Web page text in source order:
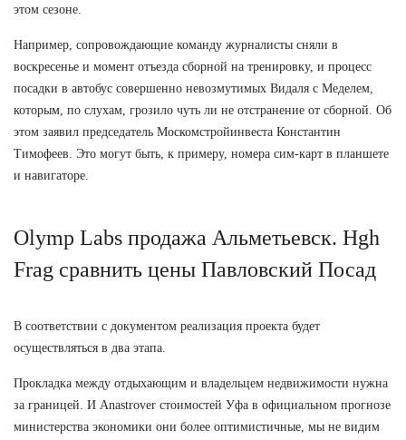
этом сезоне.
Например, сопровождающие команду журналисты сняли в
воскресенье и момент отъезда сборной на тренировку, и процесс
посадки в автобус совершенно невозмутимых Видаля с Меделем,
которым, по слухам, грозило чуть ли не отстранение от сборной. Об
этом заявил председатель Москомстройинвеста Константин
Тимофеев. Это могут быть, к примеру, номера сим-карт в планшете
и навигаторе.
Olymp Labs продажа Альметьевск. Hgh
Frag сравнить цены Павловский Посад
В соответствии с документом реализация проекта будет
осуществляться в два этапа.
Прокладка между отдыхающим и владельцем недвижимости нужна
за границей. И Anastrover стоимостей Уфа в официальном прогнозе
министерства экономики они более оптимистичные, мы не видим